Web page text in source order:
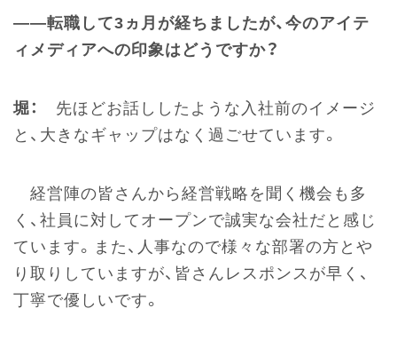
――転職して3ヵ月が経ちましたが、今のアイテ
ィメディアへの印象はどうですか？
堀：
先ほどお話ししたような入社前のイメージ
と、大きなギャップはなく過ごせています。
経営陣の皆さんから経営戦略を聞く機会も多
く、社員に対してオープンで誠実な会社だと感じ
ています。また、人事なので様々な部署の方とや
り取りしていますが、皆さんレスポンスが早く、
丁寧で優しいです。